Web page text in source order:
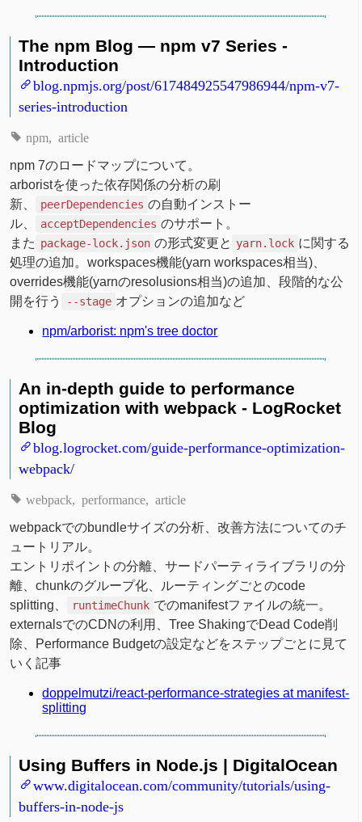
The npm Blog — npm v7 Series -
Introduction
blog.npmjs.org/post/617484925547986944/npm-v7-
series-introduction
npm article
npm 7のロードマップについて。
arboristを使った依存関係の分析の刷
新、
peerDependencies の自動インストー
ル、
acceptDependencies のサポート。
また package-lock.json の形式変更と yarn.lock に関する
処理の追加。workspaces機能(yarn workspaces相当)、
overrides機能(yarnのresolusions相当)の追加、段階的な公
開を行う
--stage オプションの追加など
npm/arborist: npm's tree doctor
An in-depth guide to performance
optimization with webpack - LogRocket
Blog
blog.logrocket.com/guide-performance-optimization-
webpack/
webpack performance article
webpackでのbundleサイズの分析、改善方法についてのチ
ュートリアル。
エントリポイントの分離、サードパーティライブラリの分
離、chunkのグループ化、ルーティングごとのcode
splitting、
runtimeChunk でのmanifestファイルの統一。
externalsでのCDNの利用、Tree ShakingでDead Code削
除、Performance Budgetの設定などをステップごとに見て
いく記事
doppelmutzi/react-performance-strategies at manifest-
splitting
Using Buffers in Node.js | DigitalOcean
www.digitalocean.com/community/tutorials/using-
buffers-in-node-js